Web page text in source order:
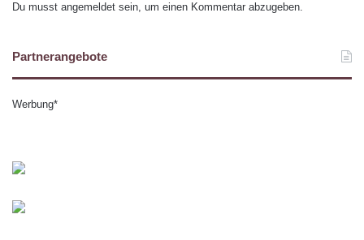
Du musst angemeldet sein, um einen Kommentar abzugeben.
Partnerangebote
Werbung*